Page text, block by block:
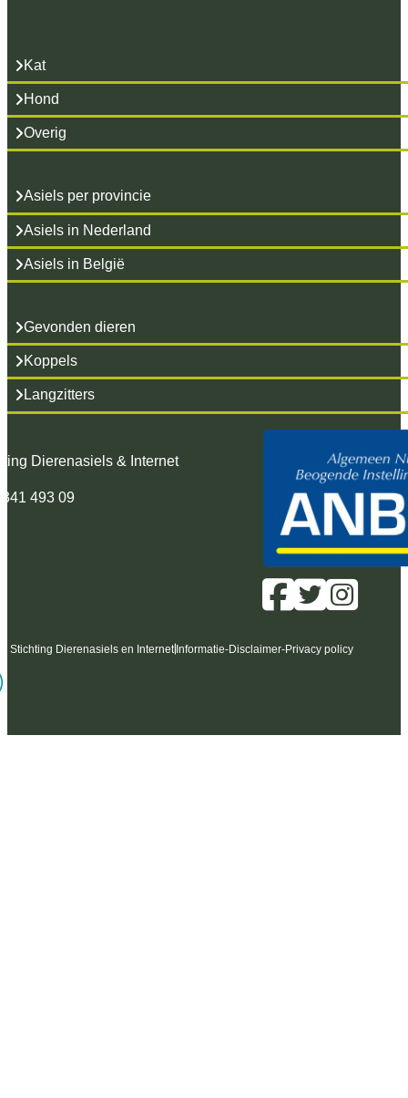
Kat
Hond
Overig
Asiels per provincie
Asiels in Nederland
Asiels in België
Gevonden dieren
Koppels
Langzitters
Dierenasiels & Internet
493 09
Stichting Dierenasiels en Internet Informatie-Disclaimer-Privacy policy